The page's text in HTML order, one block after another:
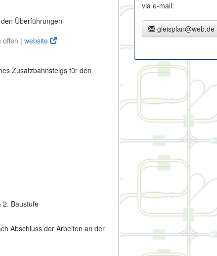
Überführungen
offen | website
Zusatzbahnsteigs für den
2. Baustufe
Abschluss der Arbeiten an der
via e-mail:
gleisplan@web.de